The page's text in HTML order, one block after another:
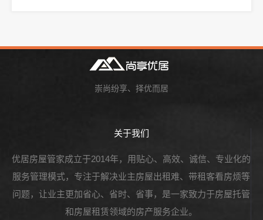
崇尚纷享、择优而居
关于我们
优居房屋管家成立于2014年，用贴心、高效、诚信、专业化的
服务管理模式，专注于解决业主房屋出租难、带租客看房烦等
问题，让业主更加省心、省时、省事，是一家致力于房屋托管
和房屋租赁领域的房产服务企业。